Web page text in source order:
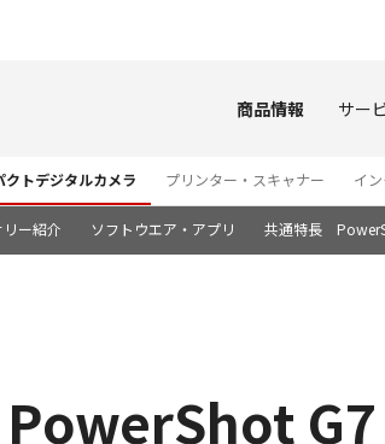
商品情報 サー
クトデジタルカメラ プリンター・スキャナー イ
ー紹介 ソフトウエア・アプリ 共通特長